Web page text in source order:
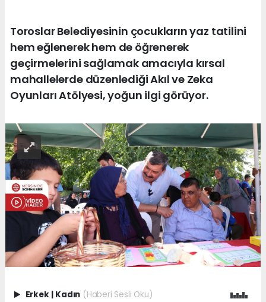
Toroslar Belediyesinin çocukların yaz tatilini
hem eğlenerek hem de öğrenerek
geçirmelerini sağlamak amacıyla kırsal
mahallelerde düzenlediği Akıl ve Zeka
Oyunları Atölyesi, yoğun ilgi görüyor.
Erkek | Kadın (Haberi Sesli Oku)